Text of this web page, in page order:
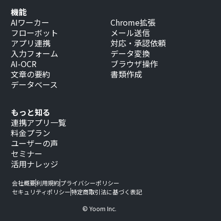
もっと知る
連携アプリ一覧
料金プラン
ユーザーの声
セミナー
活用ナレッジ
機能
AIワーカー
フローボット
アプリ連携
入力フォーム
AI-OCR
文章の要約
データベース
Chrome拡張
メール送信
対応・承認依頼
データ変換
ブラウザ操作
書類作成
会社概要利用規約プライバシーポリシー
セキュリティポリシー特定商取引法に基づく表記
© Yoom Inc.